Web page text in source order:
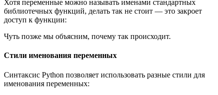
Хотя переменные можно называть именами стандартных
библиотечных функций, делать так не стоит — это закроет
доступ к функции:
Чуть позже мы объясним, почему так происходит.
Стили именования переменных
Синтаксис Python позволяет использовать разные стили для
именования переменных: